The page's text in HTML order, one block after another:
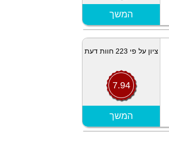
הצג מפה
המשך
ציון על פי 223 חוות דעת
7.94
הצג מפה
המשך